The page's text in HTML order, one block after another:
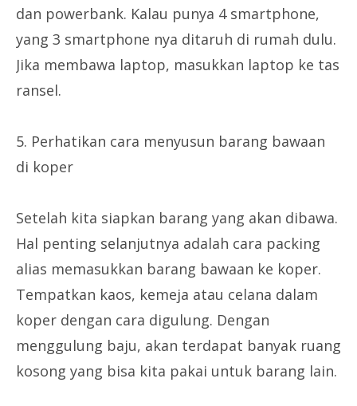
dan powerbank. Kalau punya 4 smartphone,
yang 3 smartphone nya ditaruh di rumah dulu.
Jika membawa laptop, masukkan laptop ke tas
ransel.
5. Perhatikan cara menyusun barang bawaan
di koper
Setelah kita siapkan barang yang akan dibawa.
Hal penting selanjutnya adalah cara packing
alias memasukkan barang bawaan ke koper.
Tempatkan kaos, kemeja atau celana dalam
koper dengan cara digulung. Dengan
menggulung baju, akan terdapat banyak ruang
kosong yang bisa kita pakai untuk barang lain.